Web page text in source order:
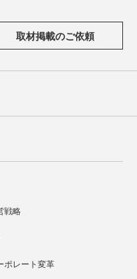
取材掲載のご依頼
戦略
ポレート変革